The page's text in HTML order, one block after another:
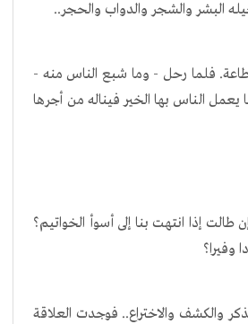
البشر والشجر والدواب والحجر..
فلما رحل - وما شبع الناس منه -
الناس بها الخير فيناله من أجرها
إذا انتهت بنا إلى أسوأ الخواتيم؟
وفيرا؟
والكشف والاختراع.. فوجدت العلاقة